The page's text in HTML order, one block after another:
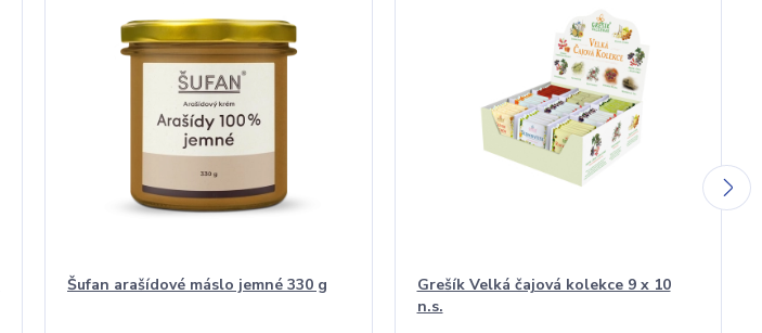
Šufan arašídové máslo jemné 330 g
Grešík Velká čajová kolekce 9 x 10
n.s.